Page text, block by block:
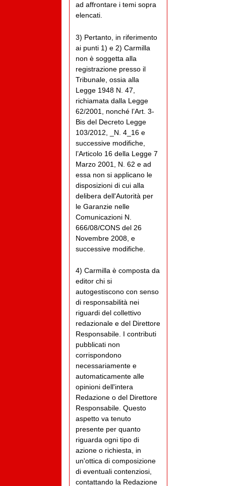
ad affrontare i temi sopra
elencati.
3) Pertanto, in riferimento
ai punti 1) e 2) Carmilla
non è soggetta alla
registrazione presso il
Tribunale, ossia alla
Legge 1948 N. 47,
richiamata dalla Legge
62/2001, nonché l’Art. 3-
Bis del Decreto Legge
103/2012, _N. 4_16 e
successive modifiche,
l’Articolo 16 della Legge 7
Marzo 2001, N. 62 e ad
essa non si applicano le
disposizioni di cui alla
delibera dell'Autorità per
le Garanzie nelle
Comunicazioni N.
666/08/CONS del 26
Novembre 2008, e
successive modifiche.
4) Carmilla è composta da
editor chi si
autogestiscono con senso
di responsabilità nei
riguardi del collettivo
redazionale e del Direttore
Responsabile. I contributi
pubblicati non
corrispondono
necessariamente e
automaticamente alle
opinioni dell'intera
Redazione o del Direttore
Responsabile. Questo
aspetto va tenuto
presente per quanto
riguarda ogni tipo di
azione o richiesta, in
un'ottica di composizione
di eventuali contenziosi,
contattando la Redazione